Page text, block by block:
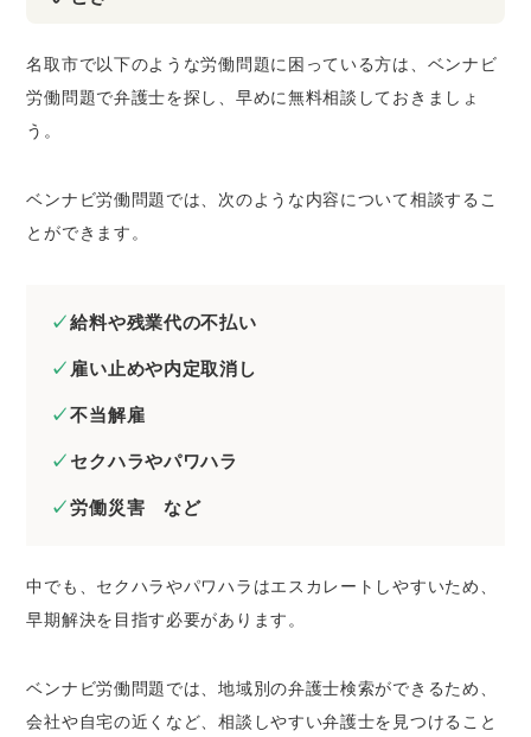
名取市で以下のような労働問題に困っている方は、ベンナビ
労働問題で弁護士を探し、早めに無料相談しておきましょ
う。
ベンナビ労働問題では、次のような内容について相談するこ
とができます。
給料や残業代の不払い
雇い止めや内定取消し
不当解雇
セクハラやパワハラ
労働災害 など
中でも、セクハラやパワハラはエスカレートしやすいため、
早期解決を目指す必要があります。
ベンナビ労働問題では、地域別の弁護士検索ができるため、
会社や自宅の近くなど、相談しやすい弁護士を見つけること